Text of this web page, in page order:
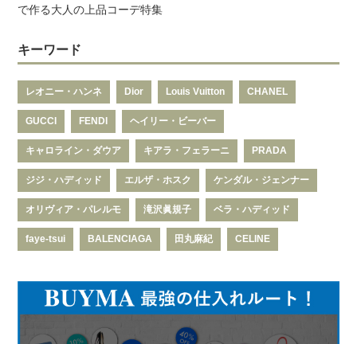
で作る大人の上品コーデ特集
キーワード
レオニー・ハンネ Dior Louis Vuitton CHANEL
GUCCI FENDI ヘイリー・ビーバー
キャロライン・ダウア キアラ・フェラーニ PRADA
ジジ・ハディッド エルザ・ホスク ケンダル・ジェンナー
オリヴィア・パレルモ 滝沢眞規子 ベラ・ハディッド
faye-tsui BALENCIAGA 田丸麻紀 CELINE